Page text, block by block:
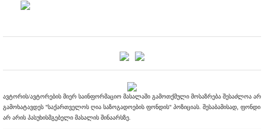
ავტორის/ავტორების მიერ საინფორმაციო მასალაში გამოთქმული მოსაზრება შესაძლოა არ
გამოხატავდეს "საქართველოს ღია საზოგადოების ფონდის" პოზიციას. შესაბამისად, ფონდი
არ არის პასუხისმგებელი მასალის შინაარსზე.